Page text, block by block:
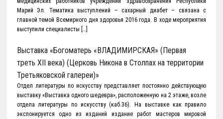
Марий Эл. Тематика выступлений – сахарный диабет – связана с
главной темой Всемирного дня здоровья 2016 года. В ходе мероприятия
выступили специалисты […]
Выставка «Богоматерь «ВЛАДИМИРСКАЯ» (Первая
треть XII века) (Церковь Никона в Столпах на территории
Третьяковской галереи)»
Отдел литературы по искусству представляет постоянно действующую
выставку «Выставка одного шедевра», расположенную на 2 этаже, возле
отдела литературы по искусству (каб.36). На выставке как правило
экспонируется одно из изданий издание работ мастеров мировой